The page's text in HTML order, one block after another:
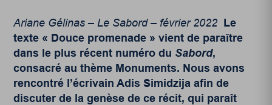
Ariane Gélinas – Le Sabord – février 2022 Le
texte « Douce promenade » vient de paraître
dans le plus récent numéro du Sabord,
consacré au thème Monuments. Nous avons
rencontré l’écrivain Adis Simidzija afin de
discuter de la genèse de ce récit, qui paraît